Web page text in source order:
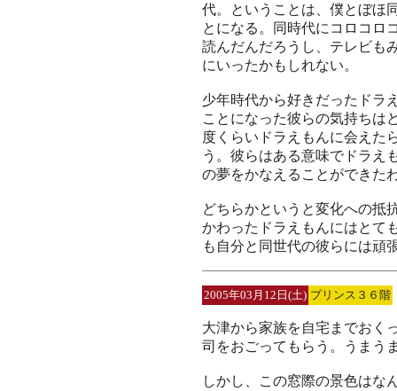
代。ということは、僕とぼほ
とになる。同時代にコロコロ
読んだんだろうし、テレビも
にいったかもしれない。
少年時代から好きだったドラ
ことになった彼らの気持ちは
度くらいドラえもんに会えた
う。彼らはある意味でドラえ
の夢をかなえることができた
どちらかというと変化への抵
かわったドラえもんにはとて
も自分と同世代の彼らには頑
2005年03月12日(土) プリンス３６階
大津から家族を自宅までおく
司をおごってもらう。うまう
しかし、この窓際の景色はな